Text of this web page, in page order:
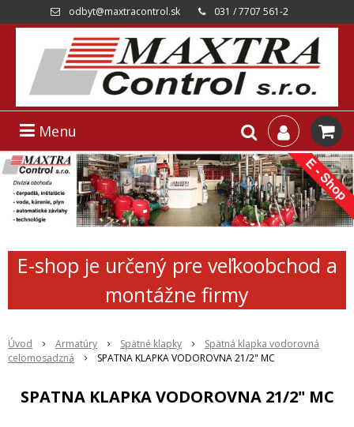
odbyt@maxtracontrol.sk 031 / 7707 561-2
Menu
E-shop je určený pre veľkoobchod a
montážne firmy
Úvod Armatúry Spätné klapky
Spätná klapka vodorovná
celomosadzná
SPATNA KLAPKA VODOROVNA 21/2" MC
SPATNA KLAPKA VODOROVNA 21/2" MC